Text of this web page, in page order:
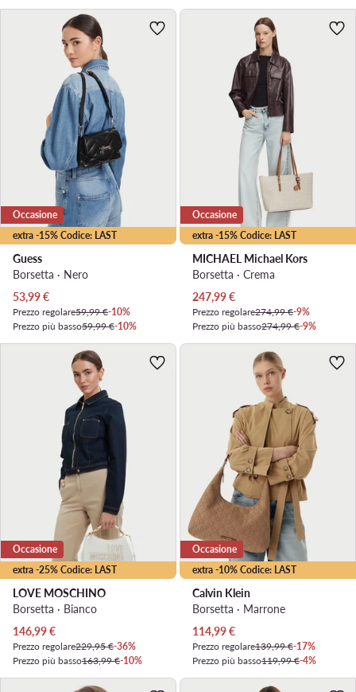
extra -15% Codice: LAST
Occasione
Guess
Borsetta · Nero
Prezzo attuale
53,99€
Prezzo regolare59,99 €-10%
Prezzo più basso59,99 €-10%
extra -15% Codice: LAST
Occasione
MICHAEL Michael Kors
Borsetta · Crema
Prezzo attuale
247,99€
Prezzo regolare274,99 €-9%
Prezzo più basso274,99 €-9%
extra -25% Codice: LAST
Occasione
LOVE MOSCHINO
Borsetta · Bianco
Prezzo attuale
146,99€
Prezzo regolare229,95 €-36%
Prezzo più basso163,99 €-10%
extra -10% Codice: LAST
Occasione
Calvin Klein
Borsetta · Marrone
Prezzo attuale
114,99€
Prezzo regolare139,99 €-17%
Prezzo più basso119,99 €-4%